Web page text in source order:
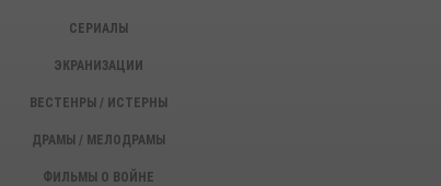
СЕРИАЛЫ
ЭКРАНИЗАЦИИ
ВЕСТЕНРЫ / ИСТЕРНЫ
ДРАМЫ / МЕЛОДРАМЫ
ФИЛЬМЫ О ВОЙНЕ